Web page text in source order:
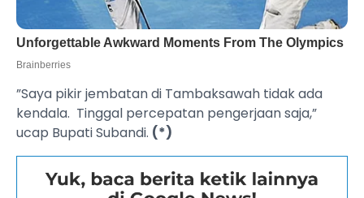
”Saya pikir jembatan di Tambaksawah tidak ada
kendala. Tinggal percepatan pengerjaan saja,”
ucap Bupati Subandi. (*)